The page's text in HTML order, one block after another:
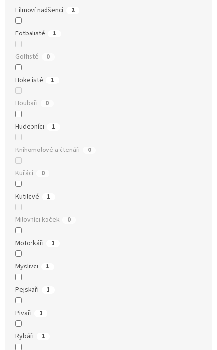
Filmoví nadšenci 2
Fotbalisté 1
Golfisté 0
Hokejisté 1
Houbaři 0
Hudebníci 1
Knihomolové a čtenáři 0
Kuřáci 0
Kutilové 1
Milovníci koček 0
Motorkáři 1
Myslivci 1
Pejskaři 1
Pivaři 1
Rybáři 1